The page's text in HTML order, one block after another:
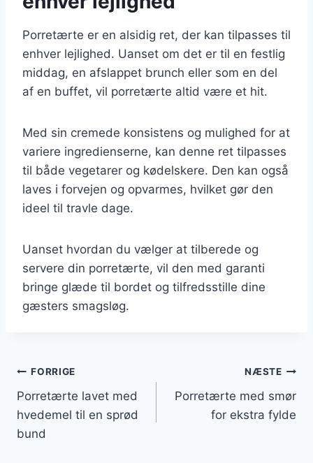
Porretærte er en alsidig ret, der kan tilpasses til
enhver lejlighed. Uanset om det er til en festlig
middag, en afslappet brunch eller som en del
af en buffet, vil porretærte altid være et hit.
Med sin cremede konsistens og mulighed for at
variere ingredienserne, kan denne ret tilpasses
til både vegetarer og kødelskere. Den kan også
laves i forvejen og opvarmes, hvilket gør den
ideel til travle dage.
Uanset hvordan du vælger at tilberede og
servere din porretærte, vil den med garanti
bringe glæde til bordet og tilfredsstille dine
gæsters smagsløg.
Indlægsnavigation
FORRIGE
Porretærte lavet med
hvedemel til en sprød
bund
NÆSTE
Porretærte med smør
for ekstra fylde